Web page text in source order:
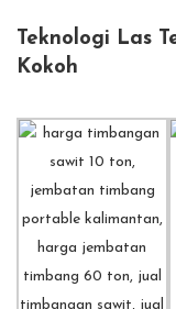
Teknologi Las
Kokoh